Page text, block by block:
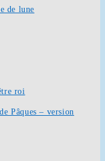
de lune
roi
Pâques – version